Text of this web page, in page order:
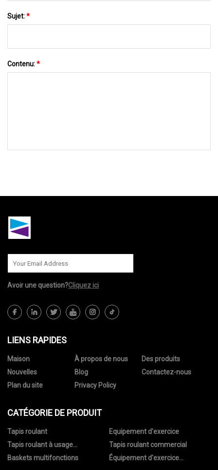
Sujet:*
Contenu:*
Avoir une question?Cliquez ici
LIENS RAPIDES
Maison À propos de nous
Des produits
Nouvelles
Blog
Contactez-nous
Plan du site
Privacy Policy
CATÉGORIE DE PRODUIT
Tapis roulant
Equipement d'exercice
Tapis roulant à usage
domestique
Tapis roulant commercial
Baskets multifonctions
Équipement d'exercice